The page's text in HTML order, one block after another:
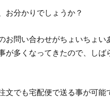
お分かりでしょうか？
お問い合わせがちょいちょい
が多くなってきたので、しば
文でも宅配便で送る事が可能